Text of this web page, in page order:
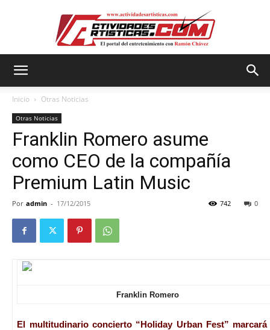
Inicio Otras Noticias
Otras Noticias
Franklin Romero asume
como CEO de la compañía
Premium Latin Music
Por admin - 17/12/2015 0
742
Franklin Romero
El multitudinario concierto “Holiday Urban Fest” marcará